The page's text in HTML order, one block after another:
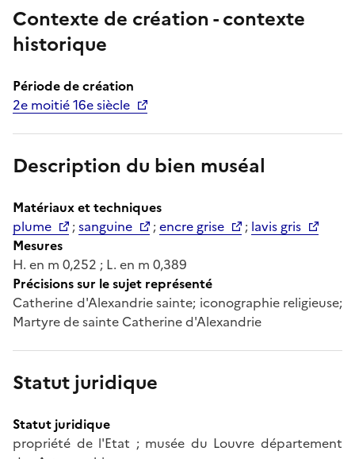
Contexte de création - contexte
historique
Période de création
2e moitié 16e siècle
Description du bien muséal
Matériaux et techniques
plume
;sanguine ;encre grise ; lavis gris
Mesures
H. en m 0,252 ; L. en m 0,389
Précisions sur le sujet représenté
Catherine d'Alexandrie sainte; iconographie religieuse;
Martyre de sainte Catherine d'Alexandrie
Statut juridique
Statut juridique
propriété de l'Etat ; musée du Louvre département